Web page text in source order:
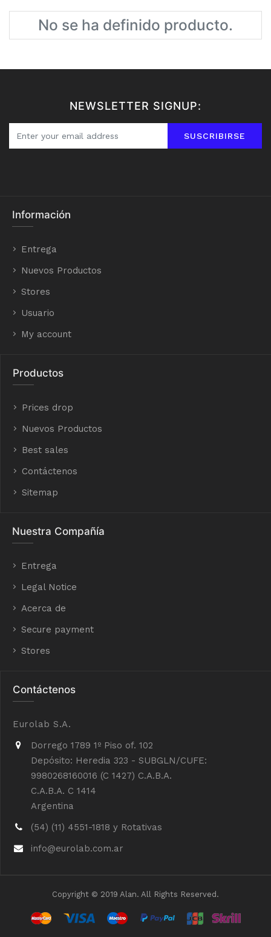
No se ha definido producto.
NEWSLETTER SIGNUP:
SUSCRIBIRSE
Información
Entrega
Nuevos Productos
Stores
Usuario
My account
Productos
Prices drop
Nuevos Productos
Best sales
Contáctenos
Sitemap
Nuestra Compañía
Entrega
Legal Notice
Acerca de
Secure payment
Stores
Contáctenos
Eurolab S.A.
Dorrego 1789 1º Piso of. 102
Depósito: Heredia 323 - SUBGLN/CUFE:
9980268160016 (C 1427) C.A.B.A.
C.A.B.A. C 1414
Argentina
(54) (11) 4551-1818 y Rotativas
info@eurolab.com.ar
Copyright © 2019 Alan. All Rights Reserved.